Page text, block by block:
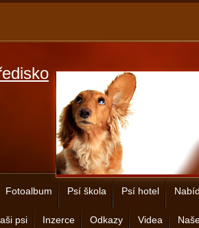
Fotoalbum Psí škola Psí hotel
psi Inzerce Odkazy Videa